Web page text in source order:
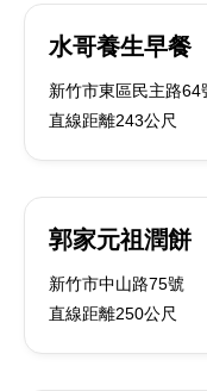
水哥養生早餐
新竹市東區民主路64
直線距離243公尺
郭家元祖潤餅
新竹市中山路75號
直線距離250公尺